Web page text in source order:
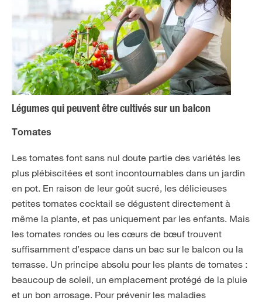
Légumes qui peuvent être cultivés sur un balcon
Tomates
Les tomates font sans nul doute partie des variétés les
plus plébiscitées et sont incontournables dans un jardin
en pot. En raison de leur goût sucré, les délicieuses
petites tomates cocktail se dégustent directement à
même la plante, et pas uniquement par les enfants. Mais
les tomates rondes ou les cœurs de bœuf trouvent
suffisamment d’espace dans un bac sur le balcon ou la
terrasse. Un principe absolu pour les plants de tomates :
beaucoup de soleil, un emplacement protégé de la pluie
et un bon arrosage. Pour prévenir les maladies